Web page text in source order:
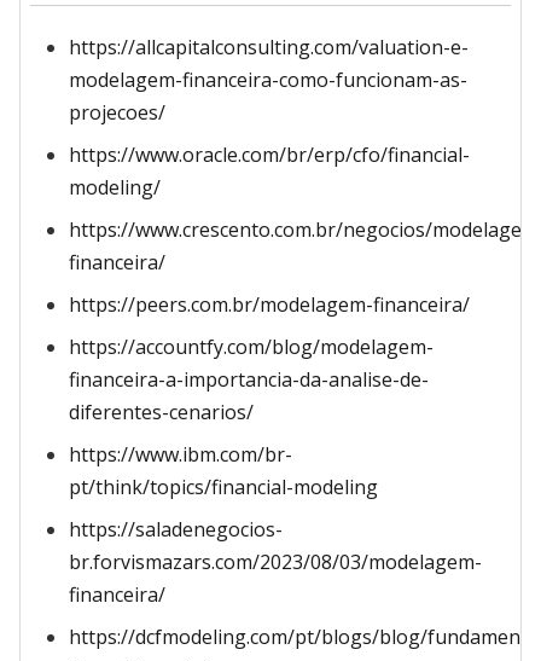
https://allcapitalconsulting.com/valuation-e-
modelagem-financeira-como-funcionam-as-
projecoes/
https://www.oracle.com/br/erp/cfo/financial-
modeling/
https://www.crescento.com.br/negocios/
financeira/
https://peers.com.br/modelagem-financeira/
https://accountfy.com/blog/modelagem-
financeira-a-importancia-da-analise-de-
diferentes-cenarios/
https://www.ibm.com/br-
pt/think/topics/financial-modeling
https://saladenegocios-
br.forvismazars.com/2023/08/03/modelagem-
financeira/
https://dcfmodeling.com/pt/blogs/blog/